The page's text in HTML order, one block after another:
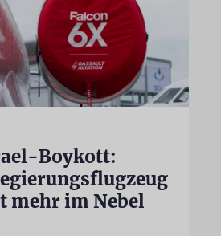
Boykott:
mehr im Nebel